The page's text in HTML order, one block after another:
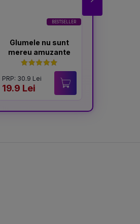
BESTSELLER
Glumele nu sunt
mereu amuzante
PRP: 30.9 Lei
19.9 Lei